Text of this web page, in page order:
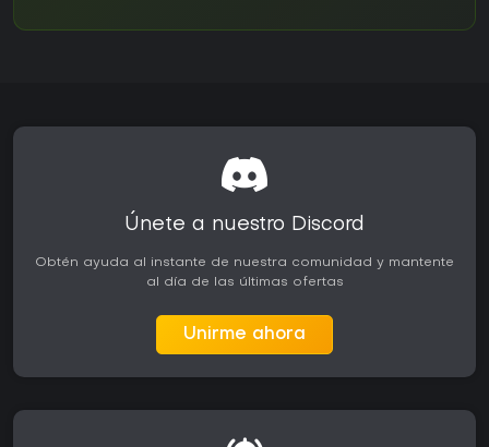
Únete a nuestro Discord
Obtén ayuda al instante de nuestra comunidad y mantente
al día de las últimas ofertas
Unirme ahora